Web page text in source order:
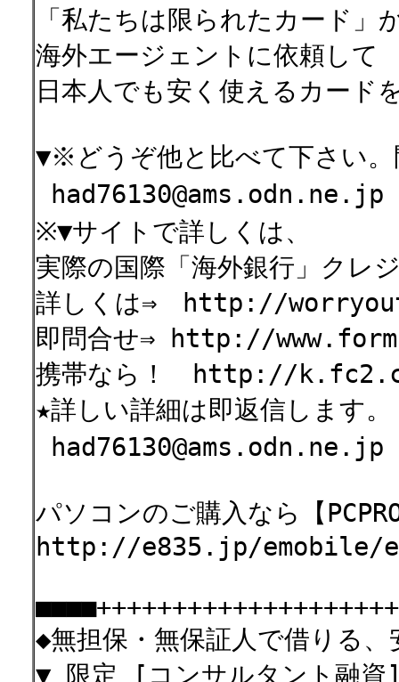
「私たちは限られたカード」
海外エージェントに依頼して
日本人でも安く使えるカード
▼※どうぞ他と比べて下さい。
had76130@ams.odn.ne.jp
※▼サイトで詳しくは、
実際の国際「海外銀行」クレ
詳しくは⇒ http://
即問合せ⇒ http://
携帯なら！ http://
★詳しい詳細は即返信します。
had76130@ams.odn.ne.jp
パソコンのご購入なら【
http://e835.jp/emobile/
◆無担保・無保証人で借りる
▼ 限定 [コンサルタント融資